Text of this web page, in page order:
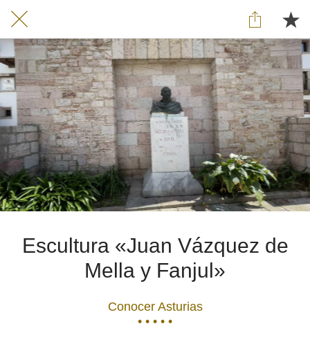
Escultura «Juan Vázquez de
Mella y Fanjul»
Conocer Asturias
• • • • •